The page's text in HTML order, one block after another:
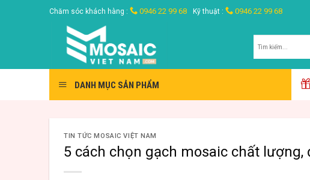
Chăm sóc khách hàng : 0946 22 99 68 Kỹ thuật : 0946 22 99 68
DANH MỤC SẢN PHẨM
TIN TỨC MOSAIC VIỆT NAM
5 cách chọn gạch mosaic chất lượng,